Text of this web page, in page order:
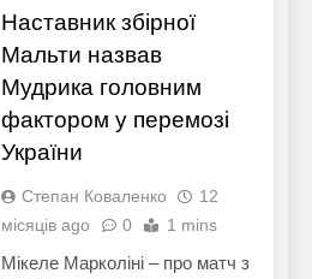
Наставник збірної
Мальти назвав
Мудрика головним
фактором у перемозі
України
Степан Коваленко
12
місяців ago
0 1 mins
Мікеле Марколіні – про матч з